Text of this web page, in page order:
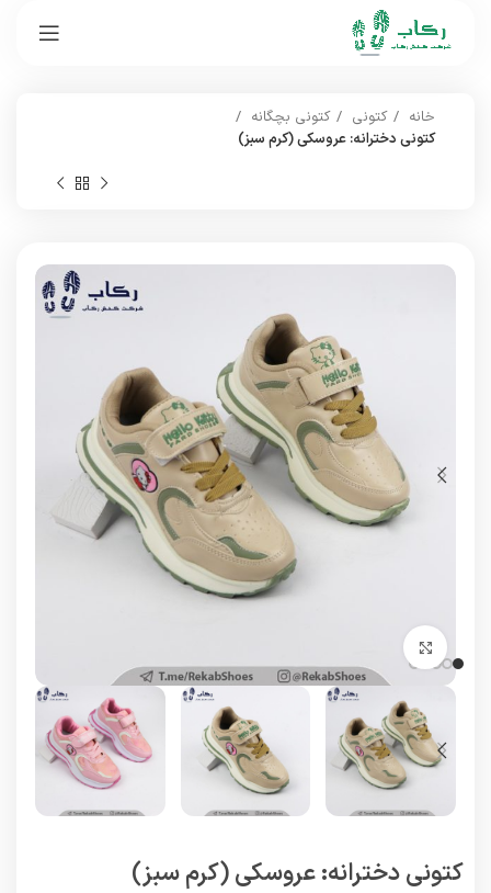
خانه کتونی
کتونی بچگانه
کتونی دخترانه: عروسکی (کرم سبز)
کتونی دخترانه: عروسکی (کرم سبز)